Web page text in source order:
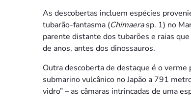
As descobertas incluem espécies
tubarão-fantasma (Chimaerasp. 1) no
parente distante dos tubarões e raias
de anos, antes dos dinossauros.
Outra descoberta de destaque é o verme
submarino vulcânico no Japão a 791
vidro” – as câmaras intrincadas de uma